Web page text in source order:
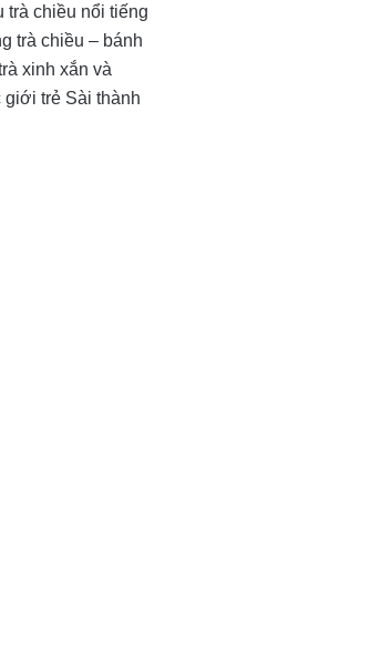
trà chiều nổi tiếng
trà chiều – bánh
xinh xắn và
giới trẻ Sài thành